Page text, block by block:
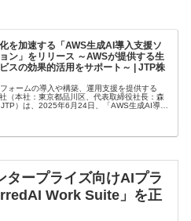
を加速する「AWS生成AI導入支援ソ
ン」をリリース ～AWSが提供する生
スの効果的活用をサポート～ | JTP株
ォームの導入や構築、運用支援を提供する
（本社：東京都品川区、代表取締役社長：森
）は、2025年6月24日、「AWS生成AI導入
タープライズ向けAIプラ
Work Suite」を正